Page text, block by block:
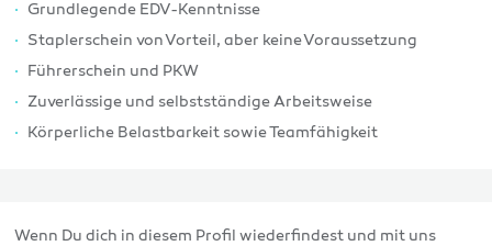
Grundlegende EDV-Kenntnisse
Staplerschein von Vorteil, aber keine Voraussetzung
Führerschein und PKW
Zuverlässige und selbstständige Arbeitsweise
Körperliche Belastbarkeit sowie Teamfähigkeit
Wenn Du dich in diesem Profil wiederfindest und mit uns